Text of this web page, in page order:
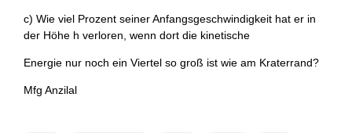
c) Wie viel Prozent seiner Anfangsgeschwindigkeit hat er in
der Höhe h verloren, wenn dort die kinetische
Energie nur noch ein Viertel so groß ist wie am Kraterrand?
Mfg Anzilal